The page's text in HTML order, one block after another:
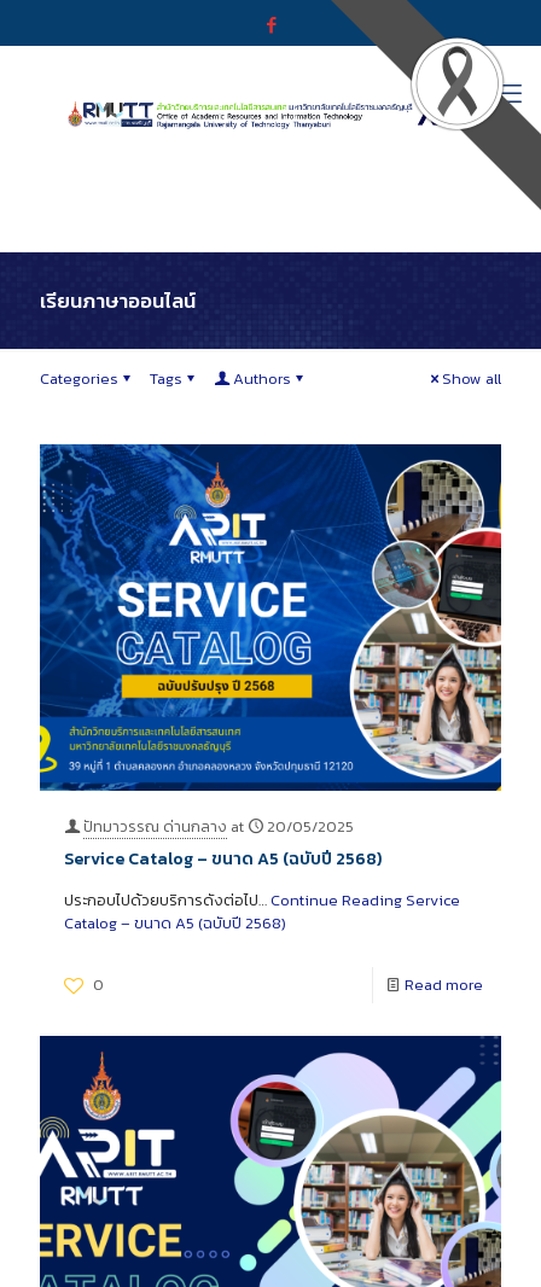
เรียนภาษาออนไลน์
Categories Tags Authors Show all
ปัทมาวรรณ ด่านกลาง at 20/05/2025
Service Catalog – ขนาด A5 (ฉบับปี 2568)
ประกอบไปด้วยบริการดังต่อไป… Continue Reading Service
Catalog – ขนาด A5 (ฉบับปี 2568)
0 Read more